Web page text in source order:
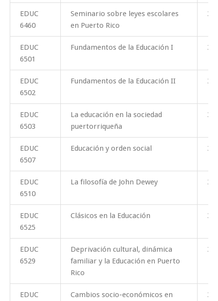
EDUC
6460
Seminario sobre leyes escolares
en Puerto Rico
3
EDUC
6501
Fundamentos de la Educación I 3
EDUC
6502
Fundamentos de la Educación II 3
EDUC
6503
La educación en la sociedad
puertorriqueña
3
EDUC
6507
Educación y orden social 3
EDUC
6510
La filosofía de John Dewey 3
EDUC
6525
Clásicos en la Educación 3
EDUC
6529
Deprivación cultural, dinámica
familiar y la Educación en Puerto
Rico
3
EDUC
Cambios socio-económicos en
3